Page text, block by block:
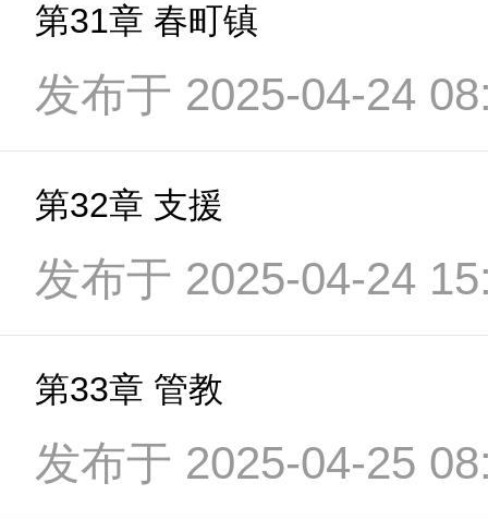
第31章 春町镇
发布于 2025-04-24
第32章 支援
发布于 2025-04-24
第33章 管教
发布于 2025-04-25